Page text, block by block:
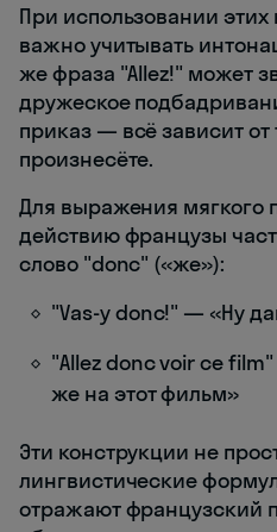
При использовании этих
важно учитывать
же фраза "Allez!" может
дружеское
приказ — всё зависит от
произнесёте.
Для выражения мягкого
действию французы
слово "donc" («же»):
"Vas-y donc!" — «Ну
"Allez donc voir ce
же на этот фильм»
Эти конструкции не
лингвистические
отражают французский